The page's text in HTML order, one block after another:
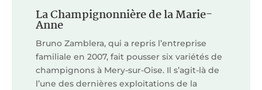
La Champignonnière de la Marie-
Anne
Bruno Zamblera, qui a repris l’entreprise
familiale en 2007, fait pousser six variétés de
champignons à Mery-sur-Oise. Il s’agit-là de
l’une des dernières exploitations de la